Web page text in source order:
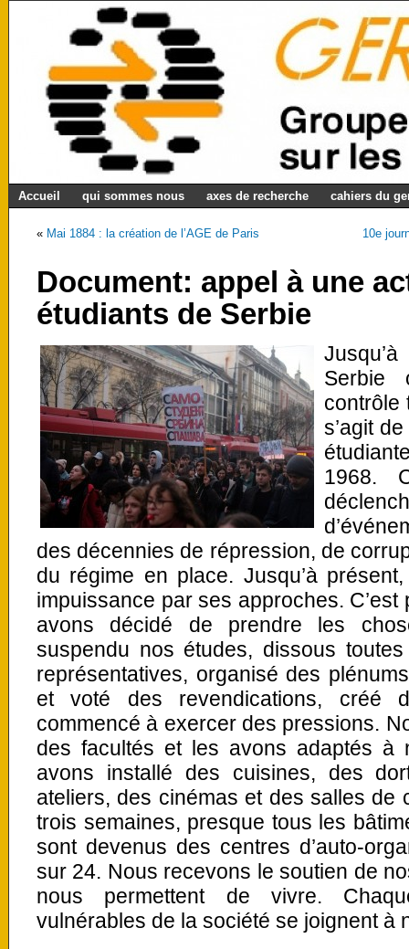
Accueil qui sommes nous axes de recherche cahiers du
« Mai 1884 : la création de l’AGE de Paris 10e
Document: appel à une
étudiants de Serbie
Serbie
contrôle
s’agit
1968.
des décennies de répression, de
du régime en place. Jusqu’à
impuissance par ses approches.
avons décidé de prendre les
suspendu nos études, dissous
représentatives, organisé des
et voté des revendications, créé
commencé à exercer des pressions.
des facultés et les avons adaptés à
avons installé des cuisines, des
ateliers, des cinémas et des salles de
trois semaines, presque tous les
sont devenus des centres d’auto-
sur 24. Nous recevons le soutien de
nous permettent de vivre.
vulnérables de la société se joignent à